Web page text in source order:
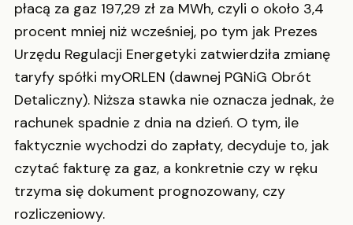
płacą za gaz 197,29 zł za MWh, czyli o około 3,4
procent mniej niż wcześniej, po tym jak Prezes
Urzędu Regulacji Energetyki zatwierdziła zmianę
taryfy spółki myORLEN (dawnej PGNiG Obrót
Detaliczny). Niższa stawka nie oznacza jednak, że
rachunek spadnie z dnia na dzień. O tym, ile
faktycznie wychodzi do zapłaty, decyduje to, jak
czytać fakturę za gaz, a konkretnie czy w ręku
trzyma się dokument prognozowany, czy
rozliczeniowy.